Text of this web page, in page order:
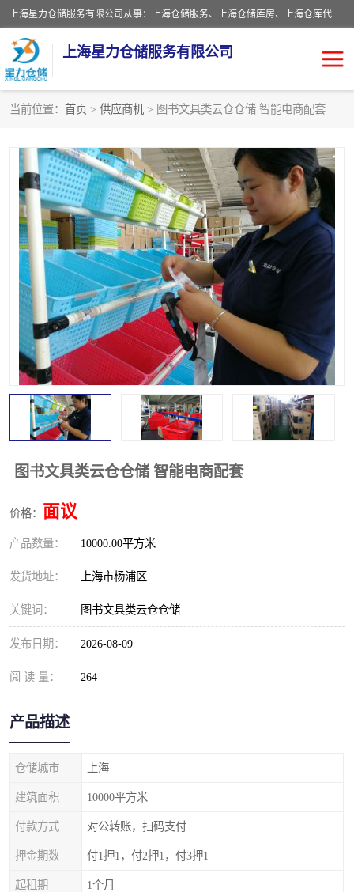
上海星力仓储服务有限公司从事：上海仓储服务、上海仓储库房、上海仓库代运营、上海仓库对外出租、上海仓库外包、上海三方仓储、上海电商仓储代发、上海电商代发货仓库、上海托管仓库、上海仓储配送。上海星力仓储服务有限公司现在拥有100个分仓、10万余平方的标准库房，精炼员工几百名，与几千家客户合作，公司已跻身上海仓储行业前列。欢迎来电咨询！
上海星力仓储服务有限公司
当前位置： 首页 > 供应商机 > 图书文具类云仓仓储 智能电商配套
图书文具类云仓仓储 智能电商配套
价格： 面议
产品数量： 10000.00平方米
发货地址： 上海市杨浦区
关键词： 图书文具类云仓仓储
发布日期： 2026-08-09
阅 读 量： 264
产品描述
仓储城市 上海
建筑面积 10000平方米
付款方式 对公转账，扫码支付
押金期数 付1押1，付2押1，付3押1
起租期 1个月
上海仓储配送 上海仓库外包
上海仓库代运营 上海托管仓库
上海第三方仓储 上海仓储服务
仓储 上海电商代发货仓库
上海托管仓库